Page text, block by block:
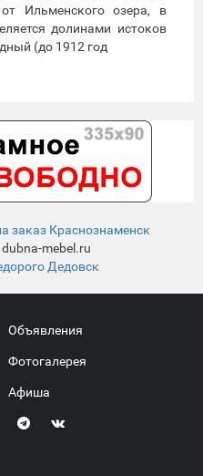
Ильменского озера, в
долинами истоков
(до 1912 год
заказ Краснознаменск
dubna-mebel.ru
Дедовск
Объявления
Фотогалерея
Афиша